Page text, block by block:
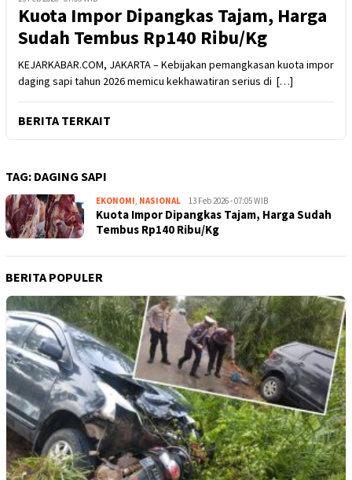
Kuota Impor Dipangkas Tajam, Harga
Sudah Tembus Rp140 Ribu/Kg
KEJARKABAR.COM, JAKARTA – Kebijakan pemangkasan kuota impor
daging sapi tahun 2026 memicu kekhawatiran serius di […]
BERITA TERKAIT
TAG: DAGING SAPI
EKONOMI NASIONAL Kejar
Kabar
13 Feb 2026 - 07:05 WIB
Kuota Impor Dipangkas Tajam, Harga Sudah
Tembus Rp140 Ribu/Kg
BERITA POPULER